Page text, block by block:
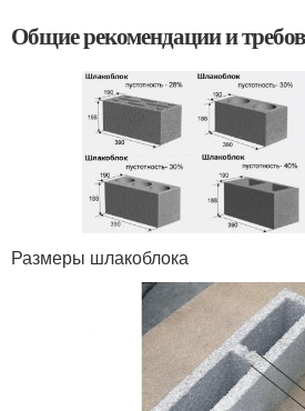
Общие рекомендации и
Размеры шлакоблока